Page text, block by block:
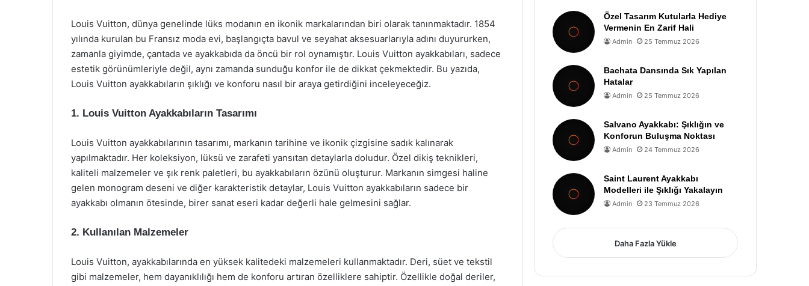
Louis Vuitton, dünya genelinde lüks modanın en ikonik markalarından biri olarak tanınmaktadır. 1854
yılında kurulan bu Fransız moda evi, başlangıçta bavul ve seyahat aksesuarlarıyla adını duyururken,
zamanla giyimde, çantada ve ayakkabıda da öncü bir rol oynamıştır. Louis Vuitton ayakkabıları, sadece
estetik görünümleriyle değil, aynı zamanda sunduğu konfor ile de dikkat çekmektedir. Bu yazıda,
Louis Vuitton ayakkabıların şıklığı ve konforu nasıl bir araya getirdiğini inceleyeceğiz.
1. Louis Vuitton Ayakkabıların Tasarımı
Louis Vuitton ayakkabılarının tasarımı, markanın tarihine ve ikonik çizgisine sadık kalınarak
yapılmaktadır. Her koleksiyon, lüksü ve zarafeti yansıtan detaylarla doludur. Özel dikiş teknikleri,
kaliteli malzemeler ve şık renk paletleri, bu ayakkabıların özünü oluşturur. Markanın simgesi haline
gelen monogram deseni ve diğer karakteristik detaylar, Louis Vuitton ayakkabıların sadece bir
ayakkabı olmanın ötesinde, birer sanat eseri kadar değerli hale gelmesini sağlar.
2. Kullanılan Malzemeler
Louis Vuitton, ayakkabılarında en yüksek kalitedeki malzemeleri kullanmaktadır. Deri, süet ve tekstil
gibi malzemeler, hem dayanıklılığı hem de konforu artıran özelliklere sahiptir. Özellikle doğal deriler,
Özel Tasarım Kutularla Hediye
Vermenin En Zarif Hali
Admin 25 Temmuz 2026
Bachata Dansında Sık Yapılan
Hatalar
Admin 25 Temmuz 2026
Salvano Ayakkabı: Şıklığın ve
Konforun Buluşma Noktası
Admin 24 Temmuz 2026
Saint Laurent Ayakkabı
Modelleri ile Şıklığı Yakalayın
Admin 23 Temmuz 2026
Daha Fazla Yükle